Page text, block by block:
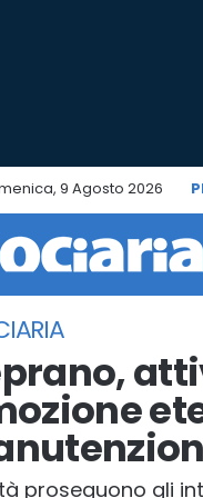
9 Agosto 2026
proseguono gli